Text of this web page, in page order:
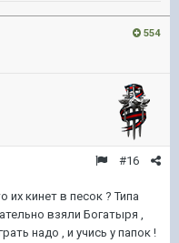
554
#16
их кинет в песок ? Типа
взяли Богатыря ,
надо , и учись у папок !